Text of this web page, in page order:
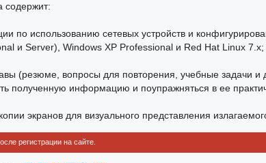
содержит:
по использованию сетевых устройств и
и Server), Windows XP Professional и Red Hat Linux 7.x;
(резюме, вопросы для повторения, учебные задачи и
полученную информацию и поупражняться в ее
экранов для визуального представления
регистрации на сайте.